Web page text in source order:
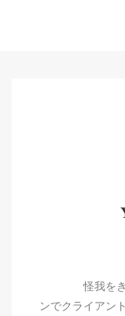
怪我をきっ
ンでクライアン